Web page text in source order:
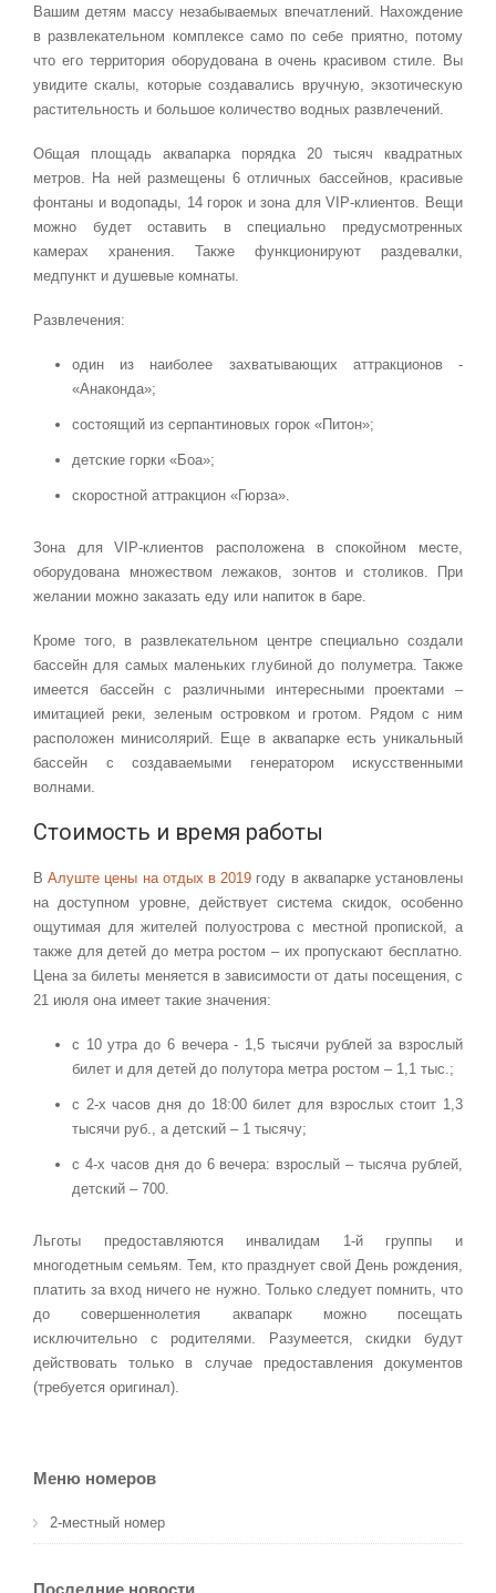
Вашим детям массу незабываемых впечатлений. Нахождение
в развлекательном комплексе само по себе приятно, потому
что его территория оборудована в очень красивом стиле. Вы
увидите скалы, которые создавались вручную, экзотическую
растительность и большое количество водных развлечений.
Общая площадь аквапарка порядка 20 тысяч квадратных
метров. На ней размещены 6 отличных бассейнов, красивые
фонтаны и водопады, 14 горок и зона для VIP-клиентов. Вещи
можно будет оставить в специально предусмотренных
камерах хранения. Также функционируют раздевалки,
медпункт и душевые комнаты.
Развлечения:
один из наиболее захватывающих аттракционов -
«Анаконда»;
состоящий из серпантиновых горок «Питон»;
детские горки «Боа»;
скоростной аттракцион «Гюрза».
Зона для VIP-клиентов расположена в спокойном месте,
оборудована множеством лежаков, зонтов и столиков. При
желании можно заказать еду или напиток в баре.
Кроме того, в развлекательном центре специально создали
бассейн для самых маленьких глубиной до полуметра. Также
имеется бассейн с различными интересными проектами –
имитацией реки, зеленым островком и гротом. Рядом с ним
расположен минисолярий. Еще в аквапарке есть уникальный
бассейн с создаваемыми генератором искусственными
волнами.
Стоимость и время работы
ВАлуште цены на отдых в 2019 году в аквапарке установлены
на доступном уровне, действует система скидок, особенно
ощутимая для жителей полуострова с местной пропиской, а
также для детей до метра ростом – их пропускают бесплатно.
Цена за билеты меняется в зависимости от даты посещения, с
21 июля она имеет такие значения:
с 10 утра до 6 вечера - 1,5 тысячи рублей за взрослый
билет и для детей до полутора метра ростом – 1,1 тыс.;
с 2-х часов дня до 18:00 билет для взрослых стоит 1,3
тысячи руб., а детский – 1 тысячу;
с 4-х часов дня до 6 вечера: взрослый – тысяча рублей,
детский – 700.
Льготы предоставляются инвалидам 1-й группы и
многодетным семьям. Тем, кто празднует свой День рождения,
платить за вход ничего не нужно. Только следует помнить, что
до совершеннолетия аквапарк можно посещать
исключительно с родителями. Разумеется, скидки будут
действовать только в случае предоставления документов
(требуется оригинал).
Меню номеров
2-местный номер
Последние новости